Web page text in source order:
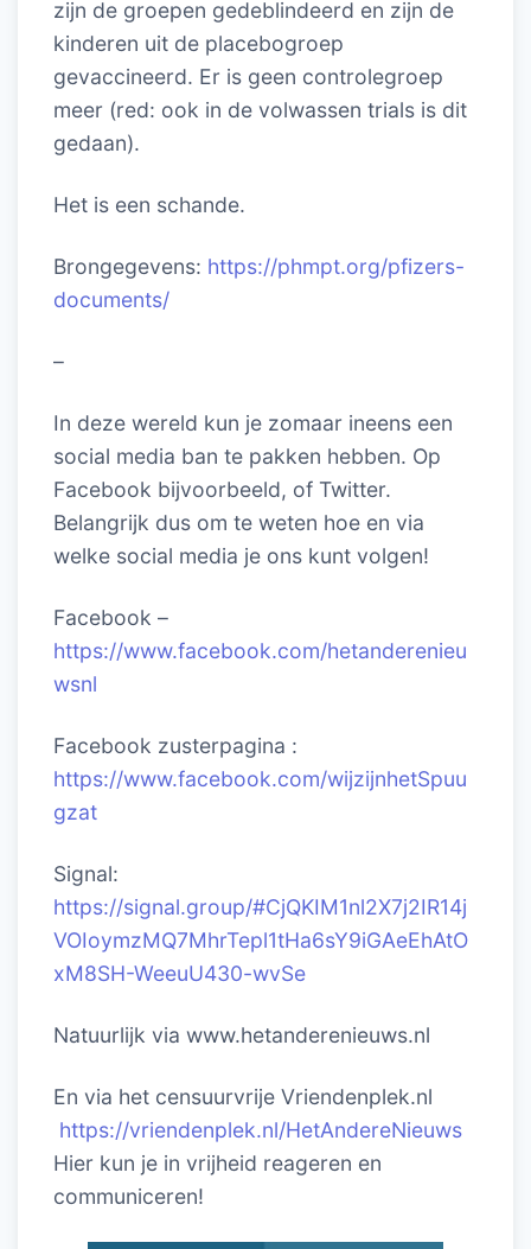
zijn de groepen gedeblindeerd en zijn de
kinderen uit de placebogroep
gevaccineerd. Er is geen controlegroep
meer (red: ook in de volwassen trials is dit
gedaan).
Het is een schande.
Brongegevens: https://phmpt.org/pfizers-
documents/
–
In deze wereld kun je zomaar ineens een
social media ban te pakken hebben. Op
Facebook bijvoorbeeld, of Twitter.
Belangrijk dus om te weten hoe en via
welke social media je ons kunt volgen!
Facebook –
https://www.facebook.com/hetanderenieu
wsnl
Facebook zusterpagina :
https://www.facebook.com/wijzijnhetSpuu
gzat
Signal:
https://signal.group/#CjQKIM1nl2X7j2IR14j
VOIoymzMQ7MhrTepl1tHa6sY9iGAeEhAtO
xM8SH-WeeuU430-wvSe
Natuurlijk via www.hetanderenieuws.nl
En via het censuurvrije Vriendenplek.nl
https://vriendenplek.nl/HetAndereNieuws
Hier kun je in vrijheid reageren en
communiceren!